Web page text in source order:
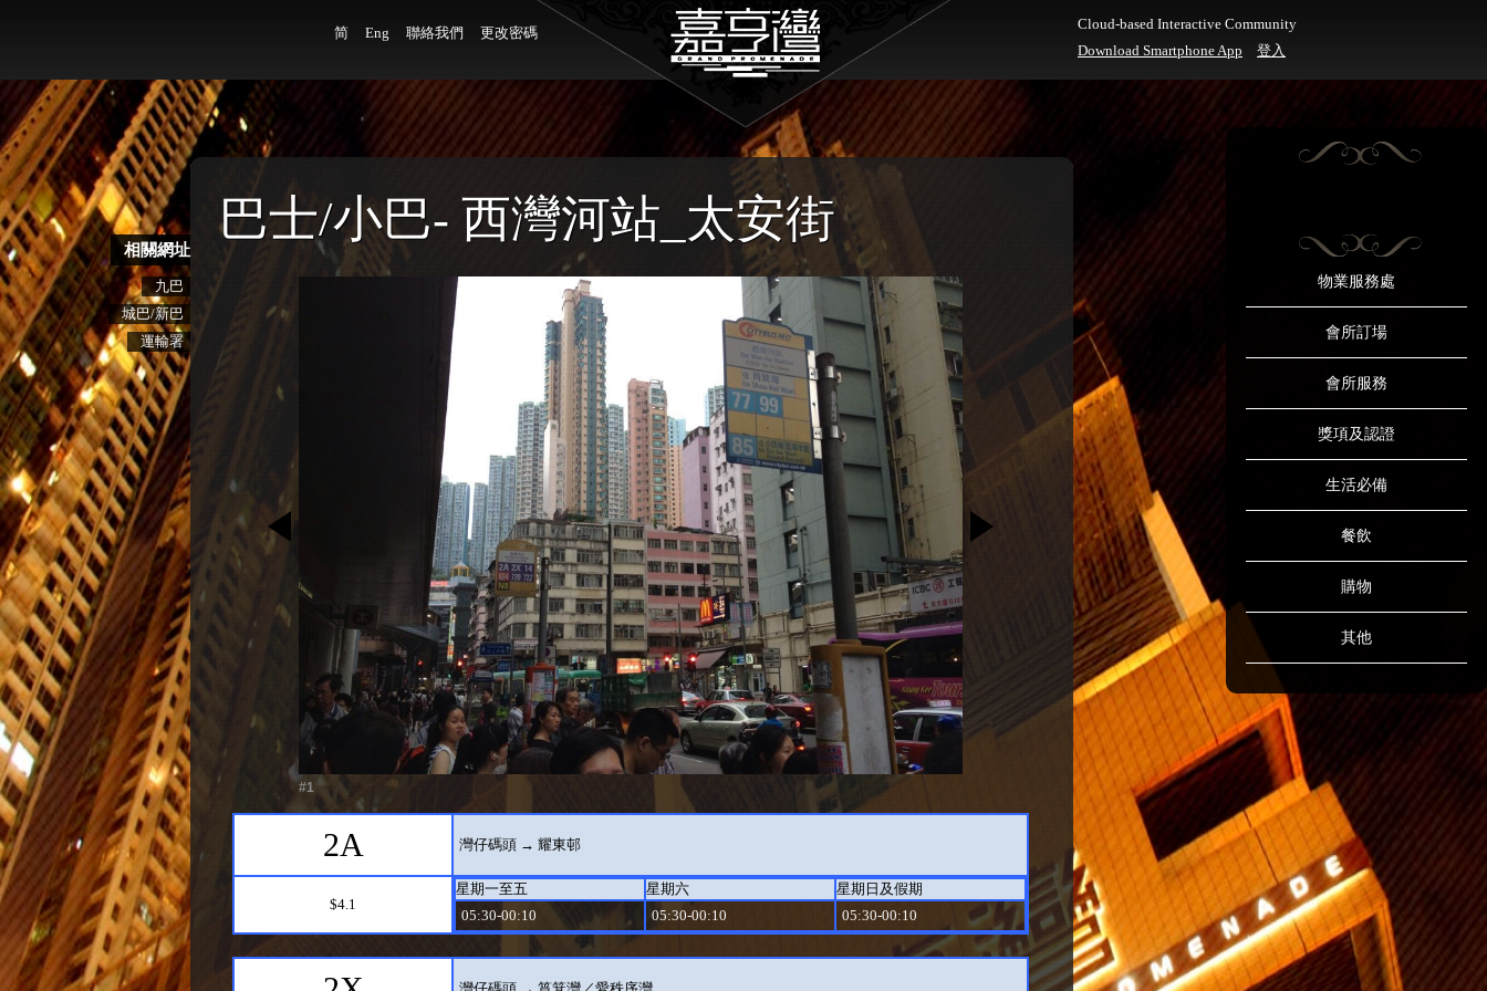
简 Eng 聯絡我們 更改密碼
Cloud-based Interactive Community
Download Smartphone App
登入
物業服務處
會所訂場
會所服務
獎項及認證
生活必備
餐飲
購物
其他
相關網址
九巴
城巴/新巴
運輸署
巴士/小巴- 西灣河站_太安街
#1
2A 灣仔碼頭 → 耀東邨
$4.1
星期一至五 星期六
星期日及假期
05:30-00:10
05:30-00:10 05:30-00:10